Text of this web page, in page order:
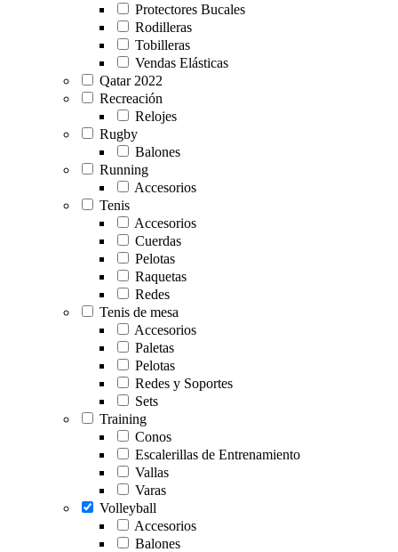
Protectores Bucales
Rodilleras
Tobilleras
Vendas Elásticas
Qatar 2022
Recreación
Relojes
Rugby
Balones
Running
Accesorios
Tenis
Accesorios
Cuerdas
Pelotas
Raquetas
Redes
Tenis de mesa
Accesorios
Paletas
Pelotas
Redes y Soportes
Sets
Training
Conos
Escalerillas de Entrenamiento
Vallas
Varas
Volleyball
Accesorios
Balones